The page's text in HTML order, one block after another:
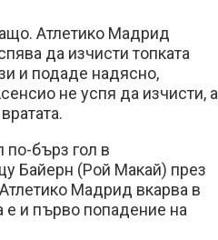
Атлетико Мадрид
да изчисти топката
и подаде надясно,
не успя да изчисти, а
бърз гол в
Байерн (Рой Макай) през
Мадрид вкарва в
е и първо попадение на